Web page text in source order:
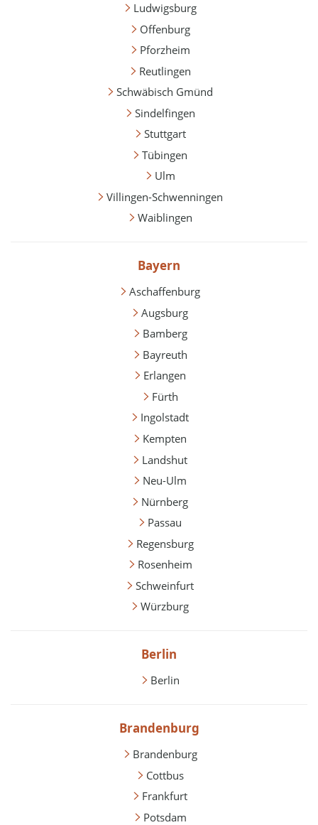
Ludwigsburg
Offenburg
Pforzheim
Reutlingen
Schwäbisch Gmünd
Sindelfingen
Stuttgart
Tübingen
Ulm
Villingen-Schwenningen
Waiblingen
Bayern
Aschaffenburg
Augsburg
Bamberg
Bayreuth
Erlangen
Fürth
Ingolstadt
Kempten
Landshut
Neu-Ulm
Nürnberg
Passau
Regensburg
Rosenheim
Schweinfurt
Würzburg
Berlin
Berlin
Brandenburg
Brandenburg
Cottbus
Frankfurt
Potsdam